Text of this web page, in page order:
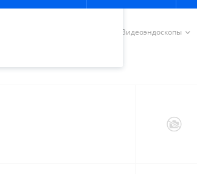
Видеоэндоскопы